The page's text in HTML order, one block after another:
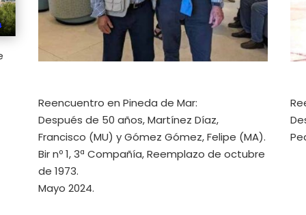
Reencuentro en Pineda de Mar:
Después de 50 años, Martínez Díaz,
Francisco (MU) y Gómez Gómez, Felipe (MA).
Bir nº 1, 3ª Compañía, Reemplazo de octubre
de 1973.
Mayo 2024.